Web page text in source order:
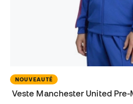
NOUVEAUTÉ
Veste Manchester United Pre-